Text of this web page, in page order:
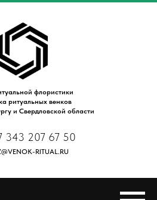
флористики
ритуальных венков
и Свердловской области
343 207 67 50
RITUAL.RU